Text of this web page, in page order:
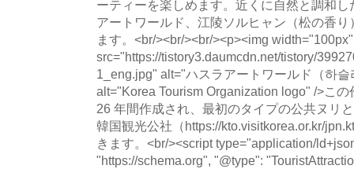
ーティーを楽しめます。近くに自然と調和
アートワールド、江陵ソルヒャン（松の香
ます。<br/><br/><br/><p><img width="100px"
src="https://tistory3.daumcdn.net/tistory/
1_eng.jpg" alt="ハスラアートワールド（하
alt="Korea Tourism Organization logo" />こ
26 年間作成され、最初のタイプの公共ヌリ
韓国観光公社（https://kto.visitkorea.or.kr/
きます。<br/><script type="application/
"https://schema.org", "@type":